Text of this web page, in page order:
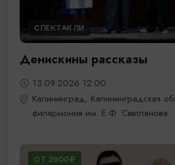
СПЕКТАКЛИ
Денискины рассказы
13.09.2026 12:00
Калининград, Калининградская
филармония им. Е.Ф. Светланова
ОТ 2900₽